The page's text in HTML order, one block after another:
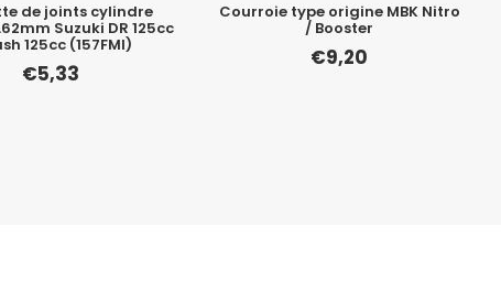
de joints cylindre
Suzuki DR 125cc
125cc (157FMI)
€5,33
Courroie type origine MBK Nitro
/ Booster
€9,20